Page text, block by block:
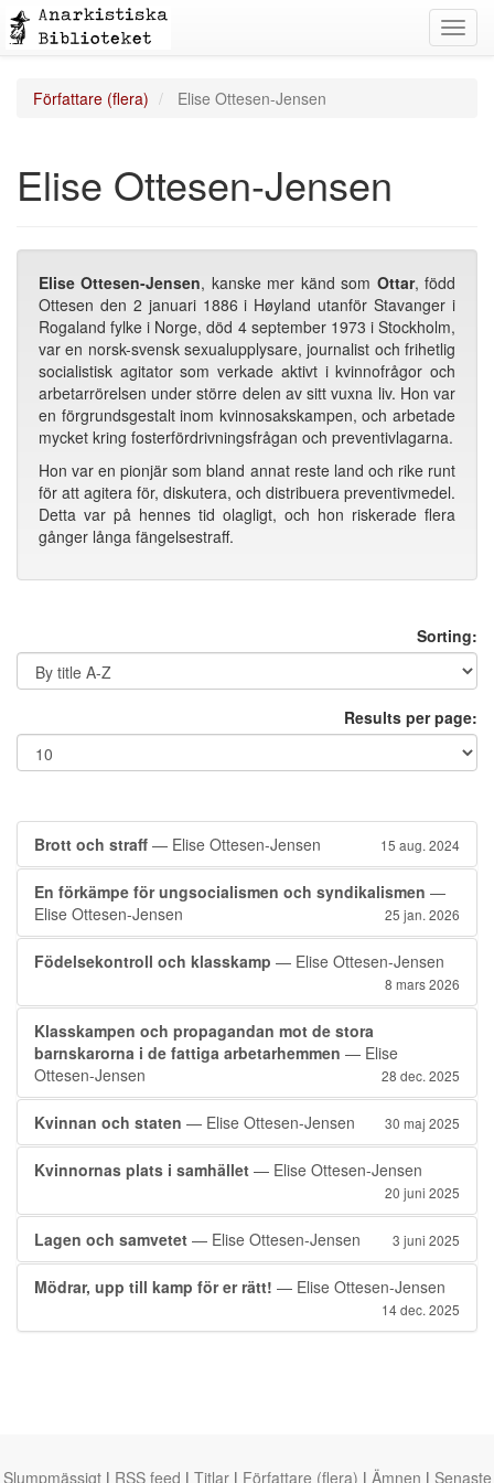
Författare (flera) Elise Ottesen-Jensen
Elise Ottesen-Jensen
Elise Ottesen-Jensen, kanske mer känd som Ottar, född
Ottesen den 2 januari 1886 i Høyland utanför Stavanger i
Rogaland fylke i Norge, död 4 september 1973 i Stockholm,
var en norsk-svensk sexualupplysare, journalist och frihetlig
socialistisk agitator som verkade aktivt i kvinnofrågor och
arbetarrörelsen under större delen av sitt vuxna liv. Hon var
en förgrundsgestalt inom kvinnosakskampen, och arbetade
mycket kring fosterfördrivningsfrågan och preventivlagarna.
Hon var en pionjär som bland annat reste land och rike runt
för att agitera för, diskutera, och distribuera preventivmedel.
Detta var på hennes tid olagligt, och hon riskerade flera
gånger långa fängelsestraff.
Sorting:
Results per page:
Brott och straff — Elise Ottesen-Jensen 15 aug. 2024
En förkämpe för ungsocialismen och syndikalismen —
Elise Ottesen-Jensen
25 jan. 2026
Födelsekontroll och klasskamp — Elise Ottesen-Jensen
8 mars 2026
Klasskampen och propagandan mot de stora
barnskarorna i de fattiga arbetarhemmen — Elise
Ottesen-Jensen
28 dec. 2025
Kvinnan och staten — Elise Ottesen-Jensen 30 maj 2025
Kvinnornas plats i samhället — Elise Ottesen-Jensen
20 juni 2025
Lagen och samvetet — Elise Ottesen-Jensen 3 juni 2025
Mödrar, upp till kamp för er rätt! — Elise Ottesen-Jensen
14 dec. 2025
Slumpmässigt | RSS feed | Titlar | Författare (flera) | Ämnen | Senaste